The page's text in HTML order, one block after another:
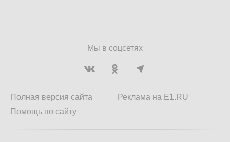
Мы в соцсетях
Полная версия сайта
Помощь по сайту
Реклама на E1.RU